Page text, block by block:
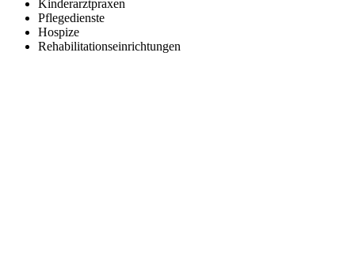
Kinderarztpraxen
Pflegedienste
Hospize
Rehabilitationseinrichtungen